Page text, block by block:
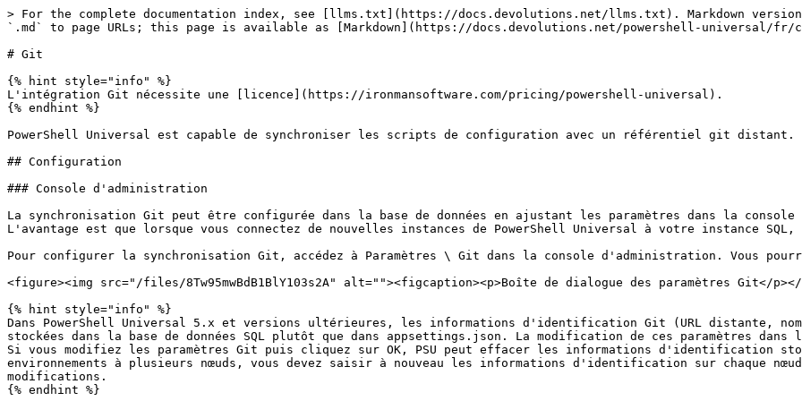
> For the complete documentation index, see [llms.txt](https://docs.devolutions.net/llms.txt). Markdown versions of documentation pages are available by appending `.md` to page URLs; this page is available as [Markdown](https://docs.devolutions.net/powershell-universal/fr/config/git.md).

# Git

{% hint style="info" %}
L'intégration Git nécessite une [licence](https://ironmansoftware.com/pricing/powershell-universal).
{% endhint %}

PowerShell Universal est capable de synchroniser les scripts de configuration avec un référentiel git distant.

## Configuration

### Console d'administration

La synchronisation Git peut être configurée dans la base de données en ajustant les paramètres dans la console d'administration. Il s'agit de l'approche recommandée. L'avantage est que lorsque vous connectez de nouvelles instances de PowerShell Universal à votre instance SQL, vous n'aurez pas à reconfigurer la synchronisation Git.

Pour configurer la synchronisation Git, accédez à Paramètres \ Git dans la console d'administration. Vous pourrez cliquer sur le bouton Créer les paramètres Git.

<figure><img src="/files/8Tw95mwBdB1BlY103s2A" alt=""><figcaption><p>Boîte de dialogue des paramètres Git</p></figcaption></figure>

{% hint style="info" %}
Dans PowerShell Universal 5.x et versions ultérieures, les informations d'identification Git (URL distante, nom d'utilisateur et jeton d'accès personnel) sont stockées dans la base de données SQL plutôt que dans appsettings.json. La modification de ces paramètres dans l'interface utilisateur met à jour la base de données. Si vous modifiez les paramètres Git puis cliquez sur OK, PSU peut effacer les informations d'identification stockées même si les champs semblent remplis. Dans les environnements à plusieurs nœuds, vous devez saisir à nouveau les informations d'identification sur chaque nœud individuellement après avoir effectué des modifications.
{% endhint %}

### appsettings.json

Vous pouvez également utiliser les [paramètres de configuration](/powershell-universal/fr/config/settings.md) pour configurer la synchronisation Git. Cela est utile si vous disposez d'une seule instance de PSU et souhaitez sauvegarder votre fichier appsettings.json. La modification des paramètres dans la console d'administration ne met pas à jour le fichier appsettings.json. Vous devrez le faire manuellement et redémarrer PowerShell Universal après avoir modifié les paramètres.

Si des paramètres de synchronisation Git sont spécifiés dans la base de données, les paramètres définis dans appsettings.json sont ignorés.

## Paramètres de synchronisation Git

### Branche

Par défaut, PowerShell Universal se synchronise avec la branche `master`. Si vous souhaitez utiliser une branche différente, spécifiez le paramètre `GitBranch` dans votre `appsettings.json`.

#### Correction du suivi amont manquant

Si vous rencontrez l'erreur **« There is no tracking information for the current branch »**, la branche locale n'est pas liée à la branche distante. Pour corriger cela :

1. Ouvrez PowerShell dans `%ProgramData%\UniversalAutomation\Repository` (ou le chemin de référentiel configuré)
2. Exécutez :

```powershell
git fetch
git branch --set-upstream-to=origin/main main
git pull
```

### Distant

Les dépôts distants ne sont pas obligatoires. Si aucun distant n'est spécifié, le référentiel git est stocké localement dans le répertoire du référentiel. S'il est spécifié, PowerShell Universal se synchronisera avec le distant. Des informations d'identification appropriées sont requises pour accéder à ce distant.

#### Format d'URL Azure DevOps

Les référentiels Azure DevOps doivent utiliser le format d'URL moderne `dev.azure.com` plutôt que l'ancien domaine `visualstudio.com` :

**Format correct :**

```
https://dev.azure.com/<organization>/<project>/_git/<repository>
```

**Exemples :**

```
https://dev.azure.com/mycompany/MyProject/_git/PowerShellUniversal
https://dev.azure.com/mycompany/MyProject/_git/PSU%20Scripts
```

Si le nom de votre référentiel contient des espaces, ils doivent être encodés sous la forme `%20` dans l'URL. Évitez d'utiliser des URL avec l'ancien domaine `visualstudio.com`, car elles peuvent provoquer des boucles de redirection ou des échecs d'authentification avec l'erreur « too many redirects or authentication replays ».

Pour Azure DevOps, votre jeton d'accès personnel doit avoir la portée **Code (lecture et écriture)**. Les jetons à granularité fine fonctionnent, mais les PAT classiques sont recommandés pour la compatibilité entre les versions de PSU.

**Remarque pour les utilisateurs de GitLab :** Si votre instance GitLab nécessite une authentification par en-tête, vous devrez peut-être utiliser l'option Client Git externe et configurer des assistants d'informations d'identification Git, car le client Git intégré de PSU utilise l'authentification HTTP Basic avec le PAT comme mot de passe. Certaines configurations GitLab attendent un en-tête `Private-Token` à la place.

### Authentification

Vous devrez configurer l'authentification auprès de votre référentiel git distant. Nous recommandons l'utilisation d'un jeton d'accès personnel.

### Client Git externe

Vous pouvez choisir d'utiliser un client git externe plutôt que la bibliothèque intégrée à PowerShell Universal. Cela vous offre des options de configuration supplémentaires, comme l'utilisation de l'authentification SSH. PowerShell Universal n'utilisera pas le nom d'utilisateur, les mots de passe ou les PAT configurés lors de l'activation de cette méthode. Vous devrez avoir un client git installé.

#### Utilisation des clés SSH

Vous pouvez utiliser PowerShell Universal pour générer et gérer des clés SSH. Dans la console d'administration, cliquez sur Plateforme \ Clés SSH. Générez une nouvelle clé SSH. Ensuite, cliquez sur le bouton de copie à côté de la clé SSH pour obtenir la clé publique.

Enregistrez la clé publique auprès du référentiel ou du compte cible. Par exemple, vous pouvez suivre le [guide GitHub](https://docs.github.com/en/authentication/connecting-to-github-with-ssh) ici.

Dans la fenêtre Paramètres Git, sélectionnez la clé SSH que vous souhaitez utiliser avec la synchronisation Git. Lors de l'utilisation de clés SSH, assurez-vous que l'URL SSH est sélectionnée pour le clonage de votre référentiel.

```
git@github.com:ironmansoftware/psu-devo
```

<figure><img src="/files/A3dfPDFsrCG1VSwyMIbQ" alt=""><figcaption><p>URL SSH GitHub</p></figcaption></figure>

#### Définition des informations d'identification

Lors de l'utilisation du client git externe, vous êtes responsable de la configuration des informations d'identification avant d'effectuer une synchronisation.

Vous pouvez configurer les informations d'identification via la configuration git ou l'URL